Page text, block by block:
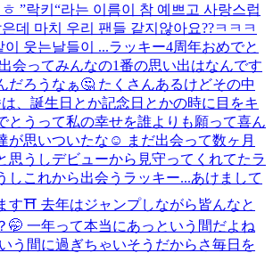
”락키“라는 이름이 참 예쁘고 사랑스럽
데 마치 우리 팬들 같지않아요??ㅋㅋㅋ
이 웃는날들이 ...ラッキー4周年おめでと
会ってみんなの1番の思い出はなんです
だろうなぁ🤔 たくさんあるけどその中
、誕生日とか記念日とかの時に目をキ
とうって私の幸せを誰よりも願って喜ん
が思いついたな☺️ まだ出会って数ヶ月
思うしデビューから見守ってくれてたラ
しこれから出会うラッキー...あけまして
す⛩ 去年はジャンプしながら皆んなと
🤭 一年って本当にあっという間だよね
う間に過ぎちゃいそうだからさ毎日を